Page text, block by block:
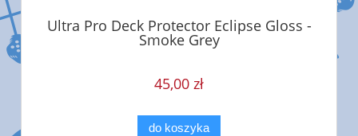
Ultra Pro Deck Protector Eclipse Gloss -
Smoke Grey
45,00 zł
do koszyka